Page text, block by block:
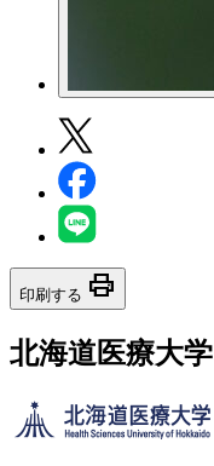
印刷する print
北海道医療大学